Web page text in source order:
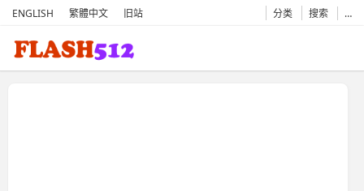
ENGLISH 繁體中文 旧站 分类 搜索 …